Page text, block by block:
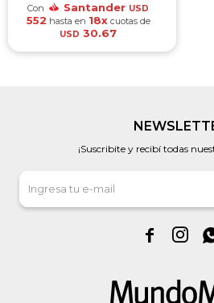
Con Santander USD
552 hasta en 18xcuotas de
USD 30.67
¡Suscribite y recibí todas
 